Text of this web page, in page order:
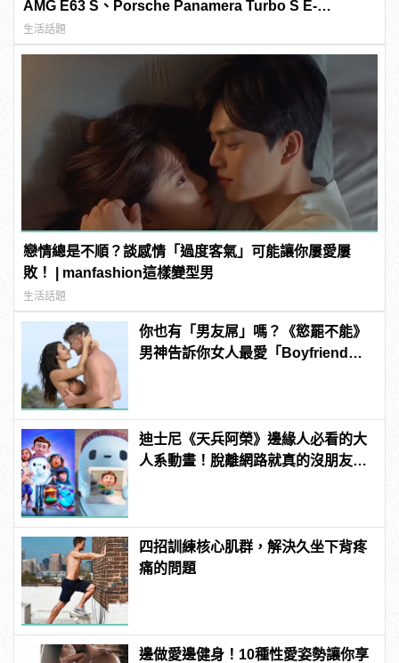
AMG E63 S、Porsche Panamera Turbo S E-
Hybrid、Cadillac CTS-V「0-300km/h」加速對決
生活話題
戀情總是不順？談感情「過度客氣」可能讓你屢愛屢
敗！ | manfashion這樣變型男
生活話題
你也有「男友屌」嗎？《慾罷不能》
男神告訴你女人最愛「Boyfriend
迪士尼《天兵阿榮》邊緣人必看的大
人系動畫！脫離網路就真的沒朋友
四招訓練核心肌群，解決久坐下背疼
痛的問題
邊做愛邊健身！10種性愛姿勢讓你享